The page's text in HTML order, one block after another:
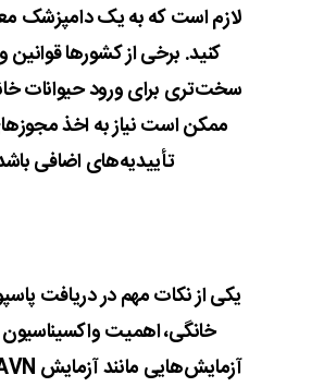
لازم است که به یک دامپزشک
کنید. برخی از کشورها قوانین
سخت‌تری برای ورود حیوانات
ممکن است نیاز به اخذ
تأییدیه‌های اضافی
یکی از نکات مهم در دریافت
خانگی، اهمیت واکسیناسیون